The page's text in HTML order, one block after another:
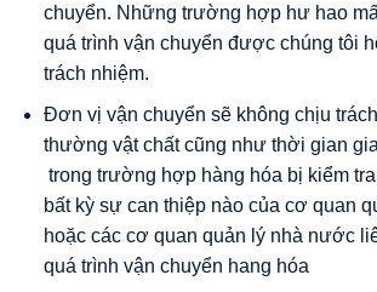
chuyển. Những trường hợp hư hao
quá trình vận chuyển được chúng tôi
trách nhiệm.
Đơn vị vận chuyển sẽ không chịu
thường vật chất cũng như thời gian
trong trường hợp hàng hóa bị kiểm
bất kỳ sự can thiệp nào của cơ quan
hoặc các cơ quan quản lý nhà nước
quá trình vận chuyển hang hóa